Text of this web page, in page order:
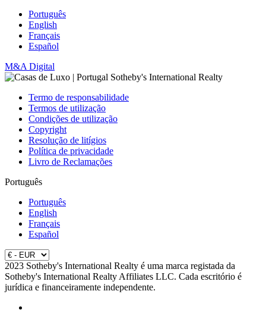
Português
English
Français
Español
M&A Digital
Termo de responsabilidade
Termos de utilização
Condições de utilização
Copyright
Resolução de litígios
Política de privacidade
Livro de Reclamações
Português
Português
English
Français
Español
2023 Sotheby's International Realty é uma marca registada da
Sotheby's International Realty Affiliates LLC. Cada escritório é
jurídica e financeiramente independente.